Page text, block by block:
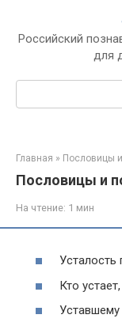
контенту
Российский
для
Поиск:
Главная » Пословицы
Пословицы и
На чтение: 1 мин
Усталость
Кто